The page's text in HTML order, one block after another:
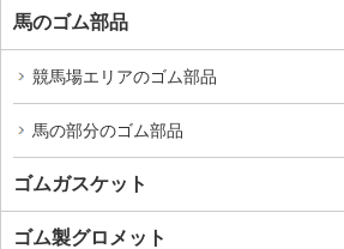
馬のゴム部品
競馬場エリアのゴム部品
馬の部分のゴム部品
ゴムガスケット
ゴム製グロメット